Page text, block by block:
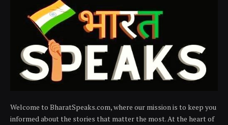
Welcome to BharatSpeaks.com, where our mission is to keep you
informed about the stories that matter the most. At the heart of